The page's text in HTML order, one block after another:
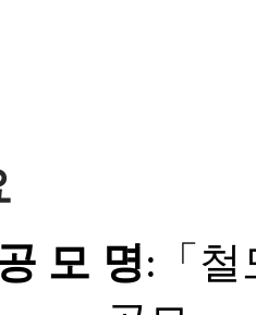
모 명: 「 철